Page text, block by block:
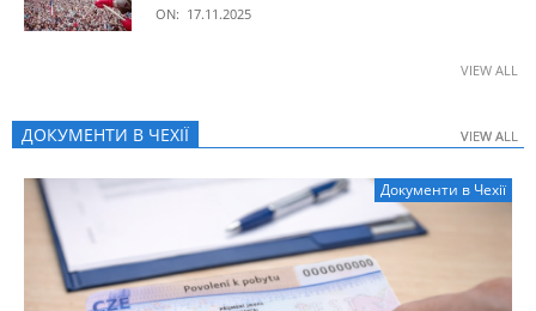
ON: 17.11.2025
VIEW ALL
ДОКУМЕНТИ В ЧЕХІЇ VIEW ALL
Документи в Чехії
VIEW ALL